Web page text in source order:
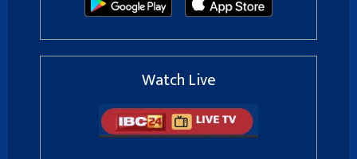
Watch Live